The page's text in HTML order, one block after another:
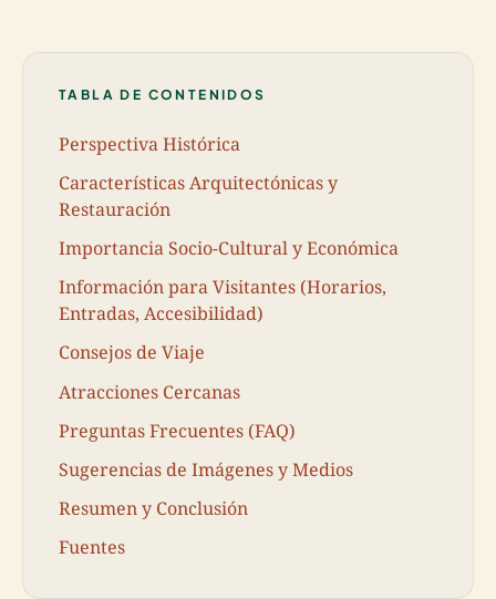
TABLA DE CONTENIDOS
Perspectiva Histórica
Características Arquitectónicas y
Restauración
Importancia Socio-Cultural y Económica
Información para Visitantes (Horarios,
Entradas, Accesibilidad)
Consejos de Viaje
Atracciones Cercanas
Preguntas Frecuentes (FAQ)
Sugerencias de Imágenes y Medios
Resumen y Conclusión
Fuentes